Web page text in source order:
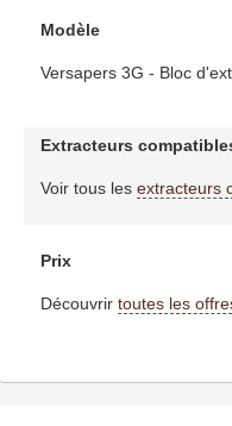
Modèle
Versapers 3G - Bloc
Extracteurs
Voir tous les extracteurs
Prix
Découvrir toutes les